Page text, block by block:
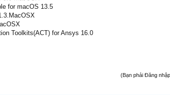
for macOS 13.5
Toolkits(ACT) for Ansys 16.0
(Bạn phải Đăng